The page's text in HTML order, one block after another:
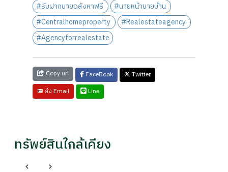
#รับฝากขายอสังหาฟรี
#นายหน้าขายบ้าน
#Centralhomeproperty
#Realestateagency
#Agencyforrealestate
Copy url FaceBook
Twitter
ส่ง Email
Line
ทรัพย์สินใกล้เคียง